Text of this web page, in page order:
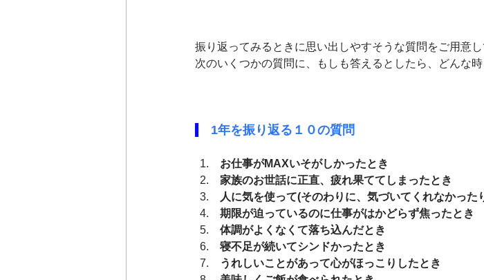
振り返ってみるときに思い出しやすそうな質問をご用意し
次のいくつかの質問に、もしも答えるとしたら、どんな
1年を振り返る１０の質問
お仕事がMAXいそがしかったとき
家族のお世話に正直、疲れ果ててしまったとき
人に気を使って(そのわりに、気づいてくれなかった
期限が迫っているのに仕事がはかどらず焦ったとき
体調がよくなくて落ち込んだとき
寝不足が続いてシンドかったとき
うれしいことがあって心がほっこりしたとき